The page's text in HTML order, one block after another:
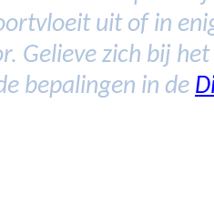
uit of in
Gelieve zich bij
bepalingen in de